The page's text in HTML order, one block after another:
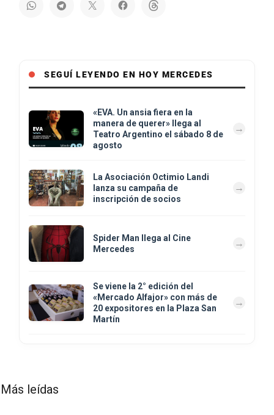
SEGUÍ LEYENDO EN HOY MERCEDES
«EVA. Un ansia fiera en la
manera de querer» llega al
Teatro Argentino el sábado 8 de
agosto
La Asociación Octimio Landi
lanza su campaña de
inscripción de socios
Spider Man llega al Cine
Mercedes
Se viene la 2° edición del
«Mercado Alfajor» con más de
20 expositores en la Plaza San
Martín
Más leídas